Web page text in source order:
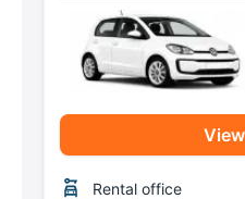
Rental office